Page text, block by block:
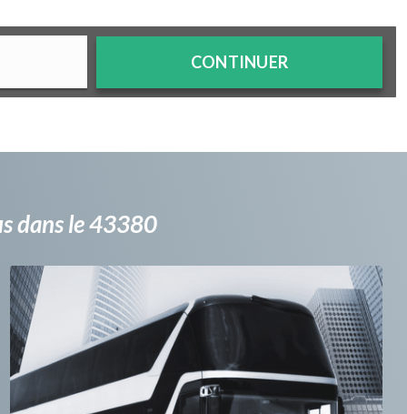
CONTINUER
dans le 43380